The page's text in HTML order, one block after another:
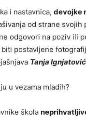
i nastavnica, devojke
od strane svojih
odgovori na poziv ili
postavljene
Tanja
u vezama mladih?
škola